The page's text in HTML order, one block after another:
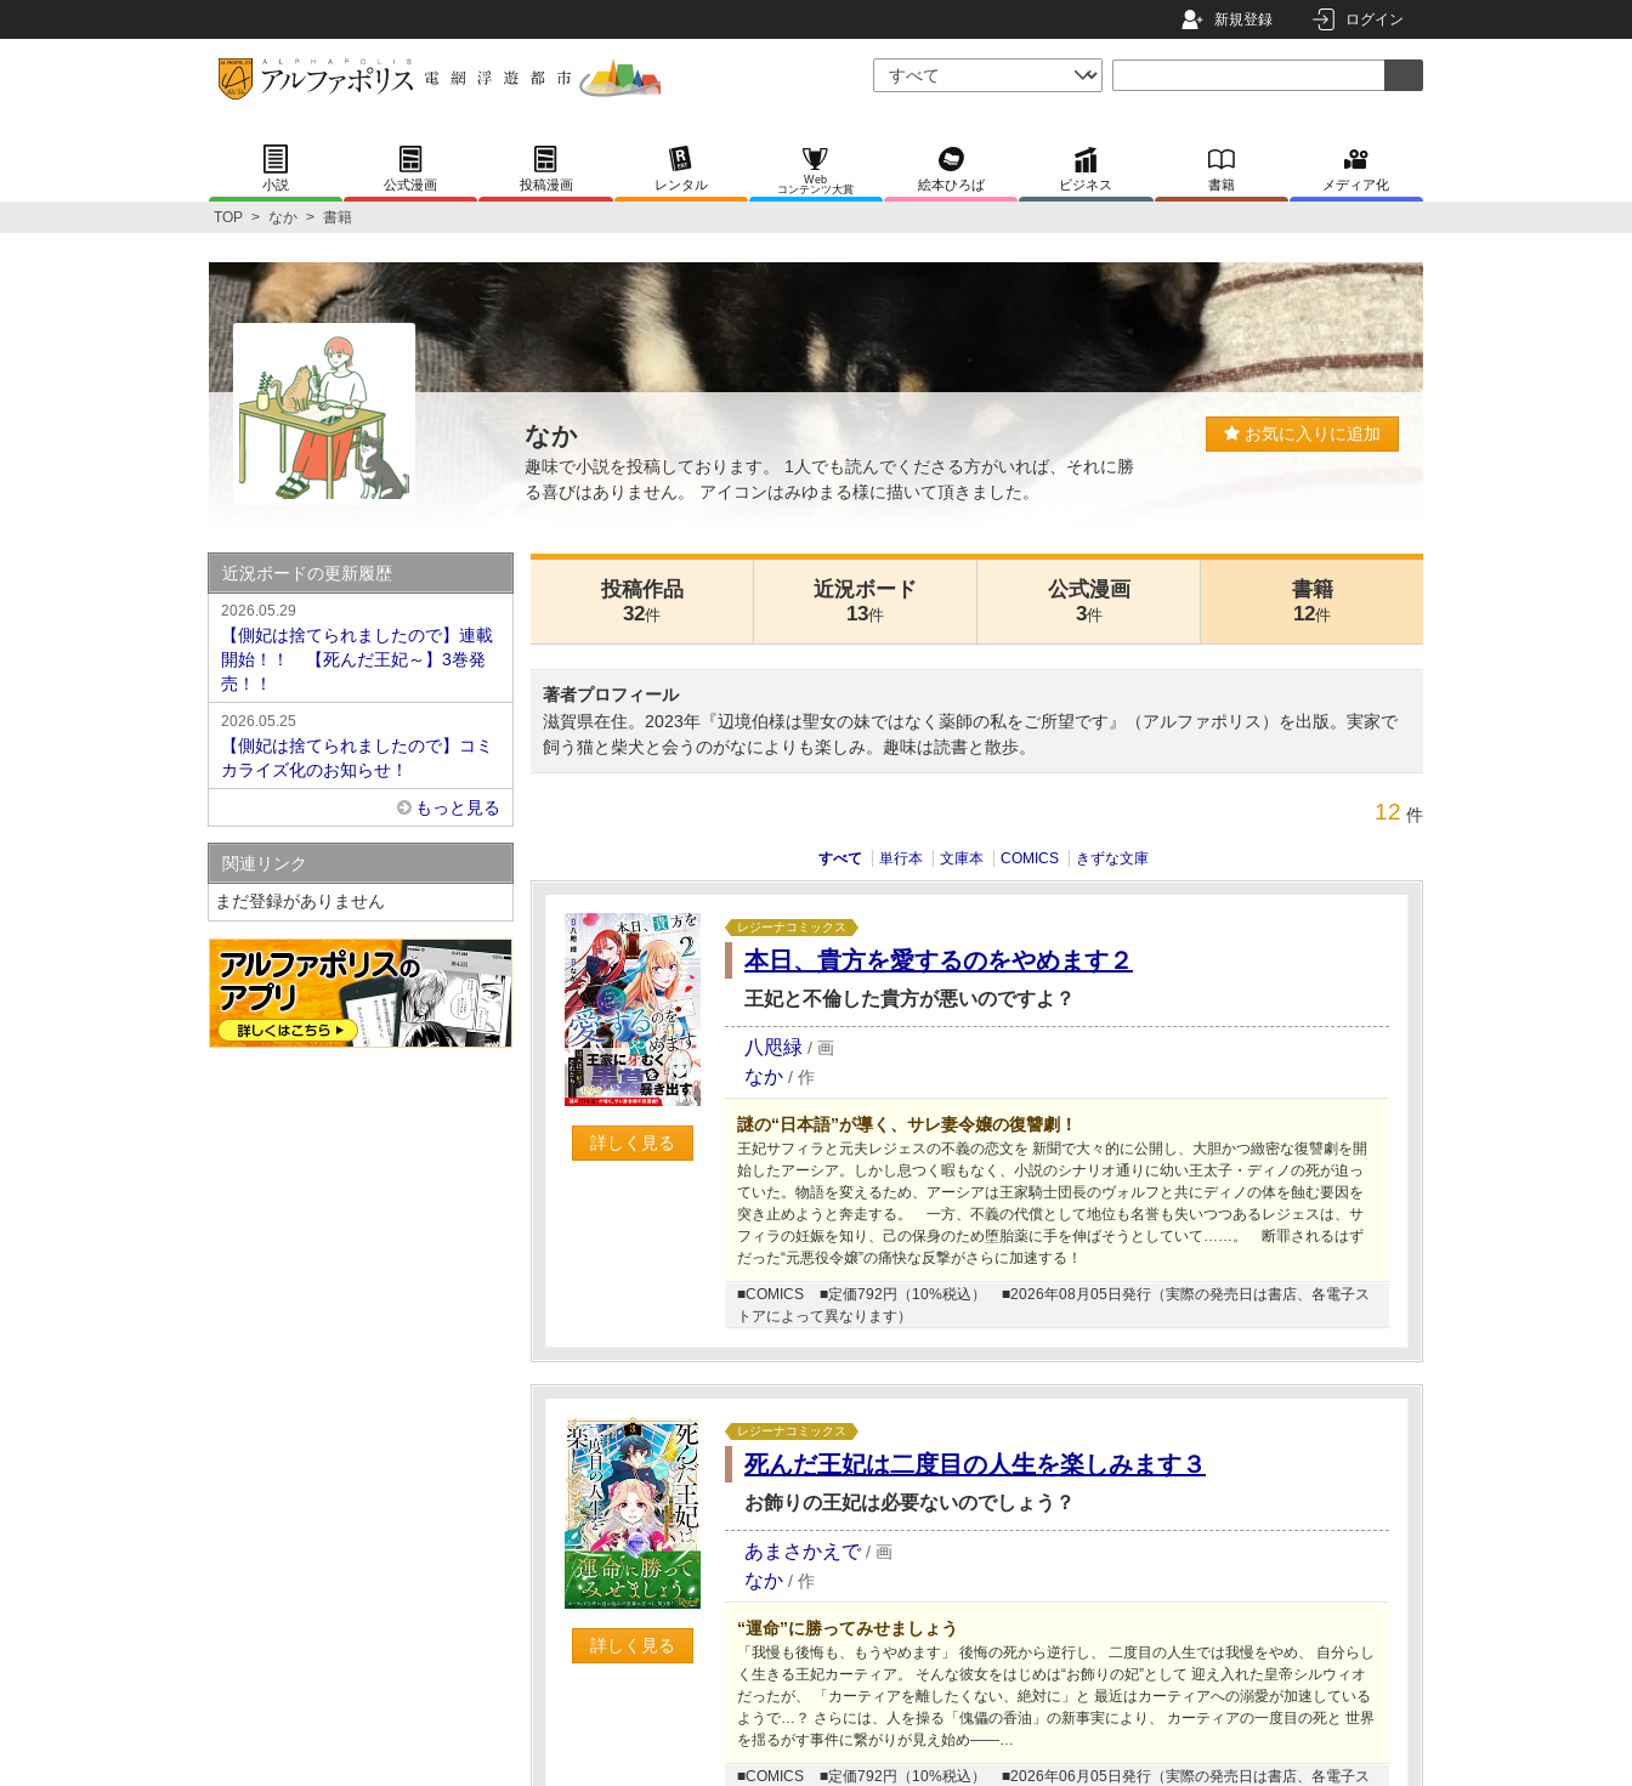
新規登録 ログイン
小説 公式漫画 投稿漫画 レンタル
Web
コンテンツ大賞
絵本ひろば ビジネス 書籍 メディア化
TOP > なか > 書籍
なか
趣味で小説を投稿しております。 1人でも読んでくださる方がいれば、それに勝
る喜びはありません。 アイコンはみゆまる様に描いて頂きました。
お気に入りに追加
投稿作品
32件
近況ボード
13件
公式漫画
3件
書籍
12件
著者プロフィール
滋賀県在住。2023年『辺境伯様は聖女の妹ではなく薬師の私をご所望です』（アルファポリス）を出版。実家で
飼う猫と柴犬と会うのがなによりも楽しみ。趣味は読書と散歩。
12 件
すべて 単行本 文庫本 COMICS きずな文庫
詳しく見る
レジーナコミックス
本日、貴方を愛するのをやめます２
王妃と不倫した貴方が悪いのですよ？
八咫緑 / 画
なか / 作
謎の“日本語”が導く、サレ妻令嬢の復讐劇！
王妃サフィラと元夫レジェスの不義の恋文を 新聞で大々的に公開し、大胆かつ緻密な復讐劇を開
始したアーシア。しかし息つく暇もなく、小説のシナリオ通りに幼い王太子・ディノの死が迫っ
ていた。物語を変えるため、アーシアは王家騎士団長のヴォルフと共にディノの体を蝕む要因を
突き止めようと奔走する。 一方、不義の代償として地位も名誉も失いつつあるレジェスは、サ
フィラの妊娠を知り、己の保身のため堕胎薬に手を伸ばそうとしていて……。 断罪されるはず
だった“元悪役令嬢”の痛快な反撃がさらに加速する！
■COMICS ■定価792円（10%税込）
■2026年08月05日発行（実際の発売日は書店、各電子ス
トアによって異なります）
詳しく見る
レジーナコミックス
死んだ王妃は二度目の人生を楽しみます３
お飾りの王妃は必要ないのでしょう？
あまさかえで / 画
なか / 作
“運命”に勝ってみせましょう
「我慢も後悔も、もうやめます」 後悔の死から逆行し、 二度目の人生では我慢をやめ、 自分らし
く生きる王妃カーティア。 そんな彼女をはじめは“お飾りの妃”として 迎え入れた皇帝シルウィオ
だったが、 「カーティアを離したくない、絶対に」と 最近はカーティアへの溺愛が加速している
ようで…？ さらには、人を操る「傀儡の香油」の新事実により、 カーティアの一度目の死と 世界
を揺るがす事件に繋がりが見え始め――…
■COMICS ■定価792円（10%税込）
■2026年06月05日発行（実際の発売日は書店、各電子ス
近況ボードの更新履歴
2026.05.29
【側妃は捨てられましたので】連載
開始！！ 【死んだ王妃～】3巻発
売！！
2026.05.25
【側妃は捨てられましたので】コミ
カライズ化のお知らせ！
もっと見る
関連リンク
まだ登録がありません